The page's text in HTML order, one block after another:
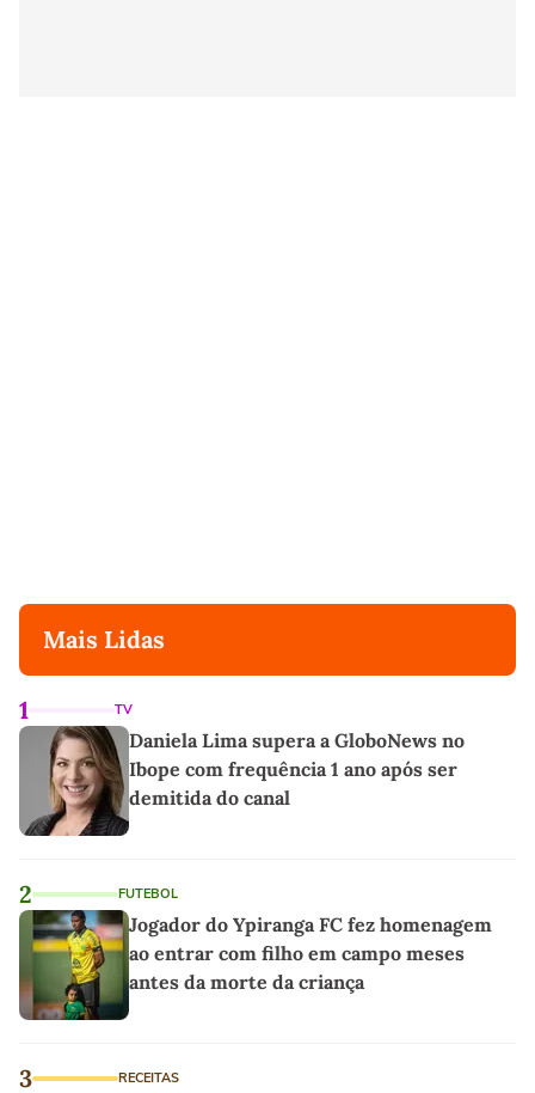
Mais Lidas
1 TV
Daniela Lima supera a GloboNews no
Ibope com frequência 1 ano após ser
demitida do canal
2 FUTEBOL
Jogador do Ypiranga FC fez homenagem
ao entrar com filho em campo meses
antes da morte da criança
3 RECEITAS